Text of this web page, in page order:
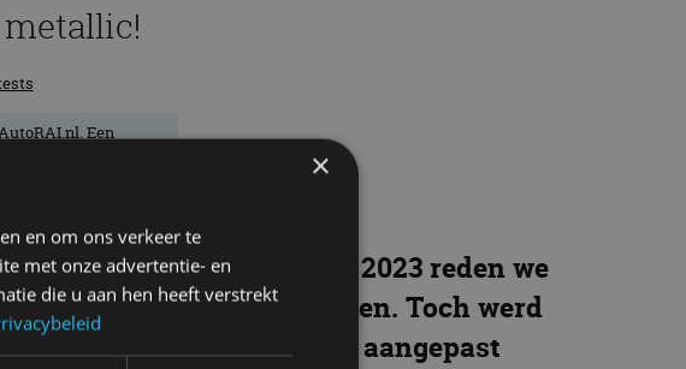
Een
op deze website. In juli 2023 reden we
onder de loep te nemen. Toch werd
zijn er weer wat zaken aangepast
×
en om ons verkeer te
met onze advertentie- en
die u aan hen heeft verstrekt